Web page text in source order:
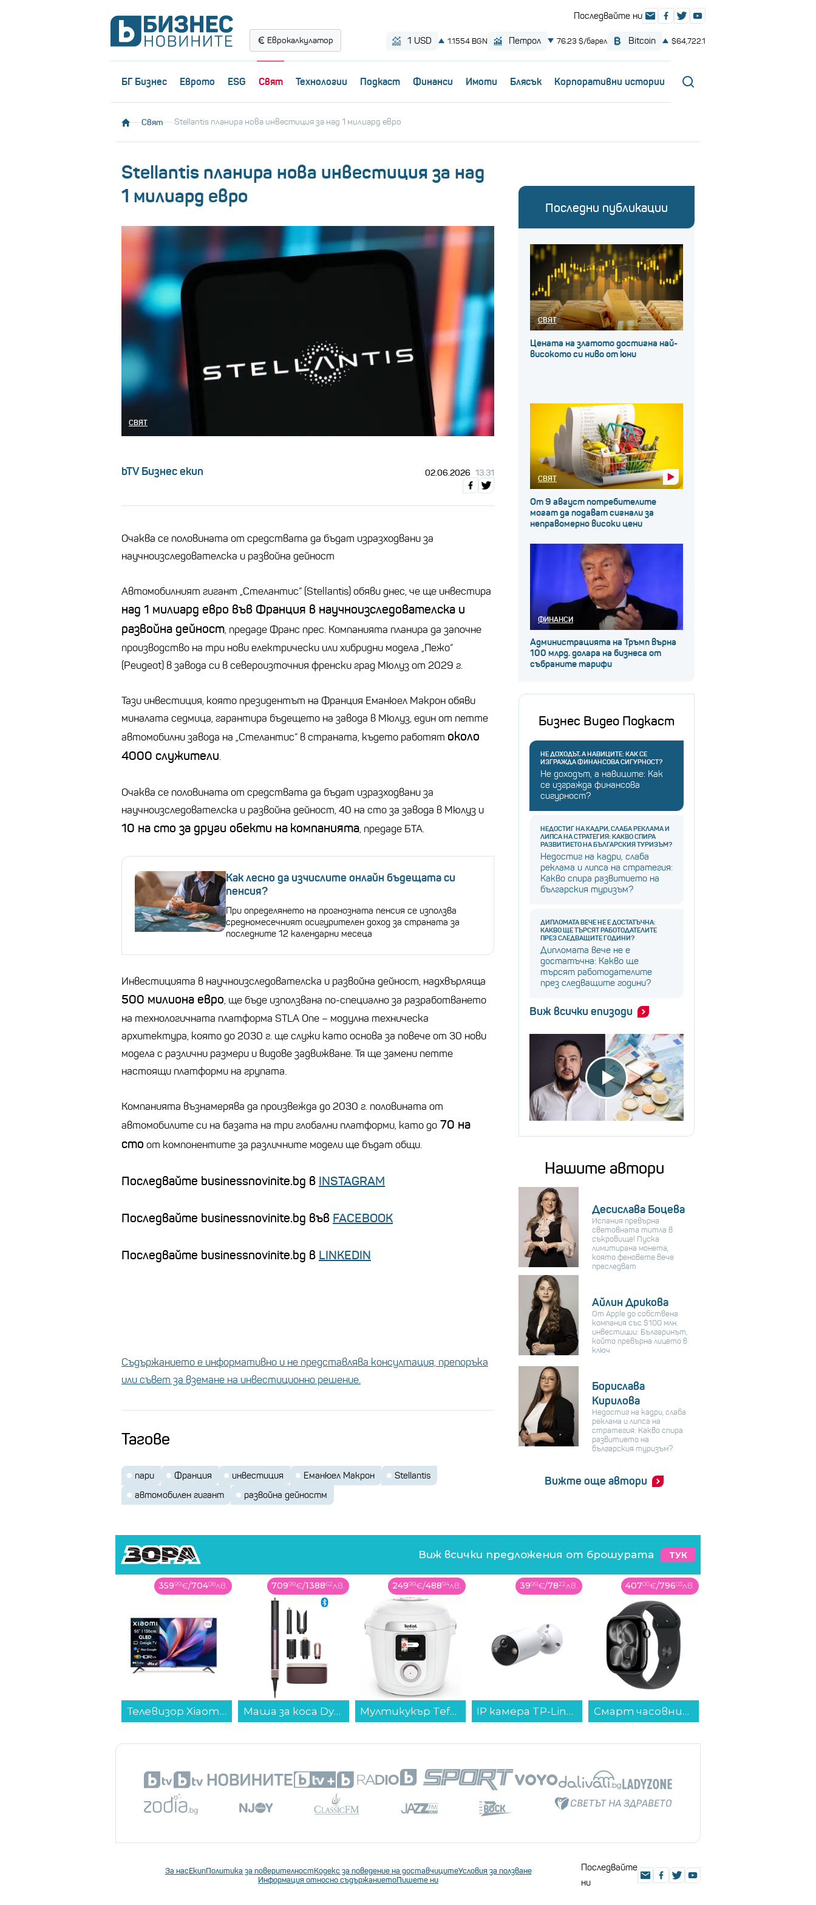
Еврокалкулатор
БГ Бизнес Еврото ESG Свят Технологии Пoдкаст Финанси Имоти Блясък Корпоративни истории
Свят Stellantis планира нова инвестиция за над 1 милиард евро
Stellantis планира нова инвестиция за над
1 милиард евро
СВЯТ
bTV Бизнес екип 02.06.2026 13:31
Очаква се половината от средствата да бъдат изразходвани за
научноизследователска и развойна дейност
Автомобилният гигант „Стелантис“ (Stellantis) обяви днес, че ще инвестира
над 1 милиард евро във Франция в научноизследователска и
развойна дейност, предаде Франс прес. Компанията планира да започне
производство на три нови електрически или хибридни модела „Пежо“
(Peugeot) в завода си в североизточния френски град Мюлуз от 2029 г.
Тази инвестиция, която президентът на Франция Еманюел Макрон обяви
миналата седмица, гарантира бъдещето на завода в Мюлуз, един от петте
автомобилни завода на „Стелантис“ в страната, където работят около
4000 служители.
Очаква се половината от средствата да бъдат изразходвани за
научноизследователска и развойна дейност, 40 на сто за завода в Мюлуз и
10 на сто за други обекти на компанията, предаде БТА.
Как лесно да изчислите онлайн бъдещата си
пенсия?
При определянето на прогнозната пенсия се използва
средномесечният осигурителен доход за страната за
последните 12 календарни месеца
Инвестицията в научноизследователска и развойна дейност, надхвърляща
500 милиона евро, ще бъде използвана по-специално за разработването
на технологичната платформа STLA One – модулна техническа
архитектура, която до 2030 г. ще служи като основа за повече от 30 нови
модела с различни размери и видове задвижване. Тя ще замени петте
настоящи платформи на групата.
Компанията възнамерява да произвежда до 2030 г. половината от
автомобилите си на базата на три глобални платформи, като до 70 на
сто от компонентите за различните модели ще бъдат общи.
Последвайте businessnovinite.bg в INSTAGRAM
Последвайте businessnovinite.bg във FACEBOOK
Последвайте businessnovinite.bg в LINKEDIN
Съдържанието е информативно и не представлява консултация, препоръка
или съвет за вземане на инвестиционно решение.
Тагове
пари Франция инвестиция Еманюел Макрон
Stellantis
автомобилен гигант
развойна дейностм
Последни публикации
СВЯТ
Цената на златото достигна най-
високото си ниво от юни
СВЯТ
От 9 август потребителите
могат да подават сигнали за
неправомерно високи цени
ФИНАНСИ
Администрацията на Тръмп върна
100 млрд. долара на бизнеса от
събраните тарифи
Бизнес Видео Подкаст
НЕ ДОХОДЪТ, А НАВИЦИТЕ: КАК СЕ
ИЗГРАЖДА ФИНАНСОВА СИГУРНОСТ?
Не доходът, а навиците: Как
се изгражда финансова
сигурност?
НЕДОСТИГ НА КАДРИ, СЛАБА РЕКЛАМА И
ЛИПСА НА СТРАТЕГИЯ: КАКВО СПИРА
РАЗВИТИЕТО НА БЪЛГАРСКИЯ ТУРИЗЪМ?
Недостиг на кадри, слаба
реклама и липса на стратегия:
Какво спира развитието на
българския туризъм?
ДИПЛОМАТА ВЕЧЕ НЕ Е ДОСТАТЪЧНА:
КАКВО ЩЕ ТЪРСЯТ РАБОТОДАТЕЛИТЕ
ПРЕЗ СЛЕДВАЩИТЕ ГОДИНИ?
Дипломата вече не е
достатъчна: Какво ще
търсят работодателите
през следващите години?
Виж всички епизоди
Нашите автори
Десислава Боцева
Испания превърна
световната титла в
съкровище! Пуска
лимитирана монета,
която феновете вече
преследват
Айлин Дрикова
От Apple до собствена
компания със $100 млн.
инвестиции: Българинът,
който превърна лицето в
ключ
Борислава
Кирилова
Недостиг на кадри, слаба
реклама и липса на
стратегия: Какво спира
развитието на
българския туризъм?
Вижте още автори
Виж всички предложения от брошурата ТУК
35999€/70408лв.
Телевизор Xiaomi A Pro 55 2026 / ELA5974EU , 138 см, 3840x2160 UHD-4K , 55 inch, Android , QLED ...
70999€/138862лв.
Маша за коса Dyson AIRWRAP HS09 Co-anda 2x™Jp/Pl (598775-01) , 1700 W...
24999€/48894лв.
Мултикукър Tefal CY9621F2 Cook4me 10in1...
3999€/7822лв.
IP камера TP-Link TC82...
40700€/79603лв.
Смарт часовник Apple Watch 11 46mm Jet Black/Black Band M/L meux4 , 2.00 , 64 , Apple S10 SiP 64-bit Dual Core...
За насЕкипПолитика за поверителностКодекс за поведение на доставчицитеУсловия за ползване
Информация относно съдържаниетоПишете ни
Последвайте
ни